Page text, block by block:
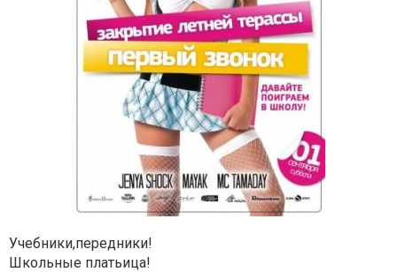
Учебники,передники!
Школьные платьица!